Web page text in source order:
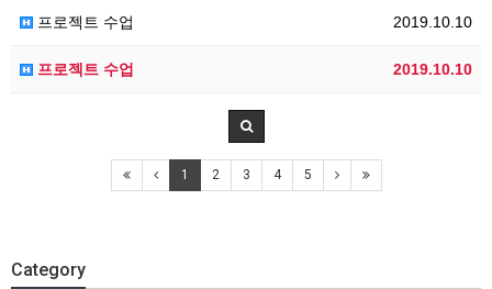
2019.10.10
프로젝트 수업
2019.10.10
프로젝트 수업
1 2 3 4 5
Category